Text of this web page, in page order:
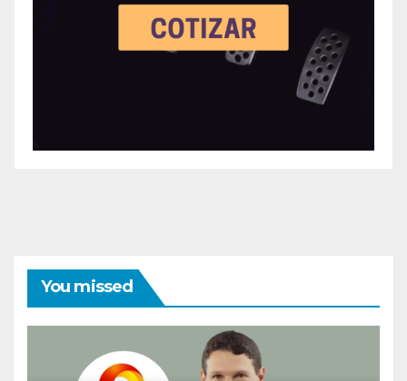
You missed